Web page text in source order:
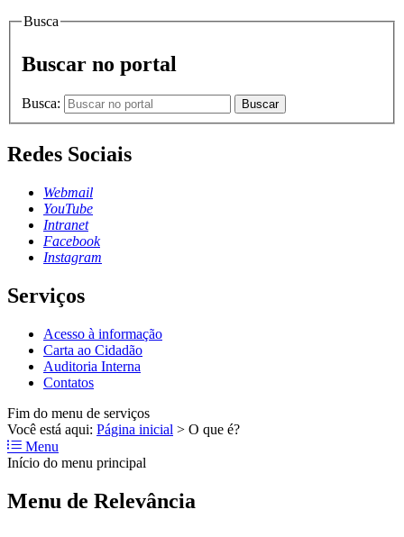
Busca
Buscar no portal
Busca: Buscar
Redes Sociais
Webmail
YouTube
Intranet
Facebook
Instagram
Serviços
Acesso à informação
Carta ao Cidadão
Auditoria Interna
Contatos
Fim do menu de serviços
Você está aqui: Página inicial > O que é?
Menu
Início do menu principal
Menu de Relevância